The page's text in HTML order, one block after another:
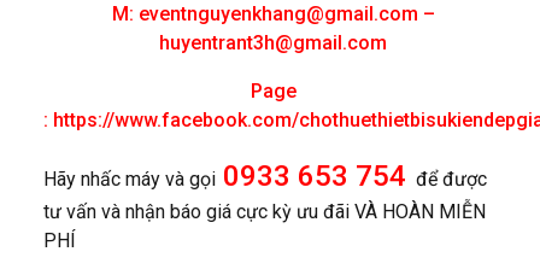
M: eventnguyenkhang@gmail.com –
huyentrant3h@gmail.com
Page
: https://www.facebook.com/
Hãy nhấc máy và gọi 0933 653 754 để được
tư vấn và nhận báo giá cực kỳ ưu đãi VÀ HOÀN MIỄN
PHÍ